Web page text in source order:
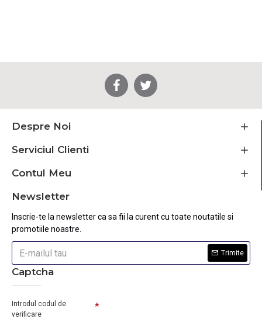
Despre Noi
Serviciul Clienti
Contul Meu
Newsletter
Inscrie-te la newsletter ca sa fii la curent cu toate noutatile si
promotiile noastre.
Trimite
Captcha
Introdul codul de
verificare